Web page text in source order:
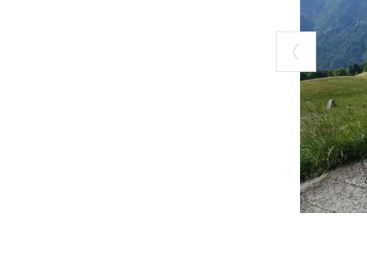
inserendoci sul
sinistra per
Parre.
oltrepassiamo
PH: MAURIZIO